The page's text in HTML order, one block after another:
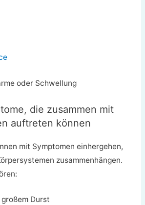
oder Schwellung
die zusammen mit
auftreten können
mit Symptomen einhergehen,
zusammenhängen.
Durst